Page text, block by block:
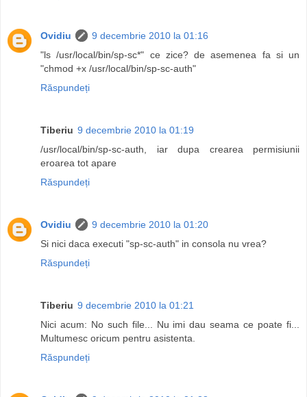
Ovidiu
9 decembrie 2010 la 01:16
"ls /usr/local/bin/sp-sc*" ce zice? de asemenea fa si un
"chmod +x /usr/local/bin/sp-sc-auth"
Răspundeți
Tiberiu 9 decembrie 2010 la 01:19
/usr/local/bin/sp-sc-auth, iar dupa crearea permisiunii
eroarea tot apare
Răspundeți
Ovidiu
9 decembrie 2010 la 01:20
Si nici daca executi "sp-sc-auth" in consola nu vrea?
Răspundeți
Tiberiu 9 decembrie 2010 la 01:21
Nici acum: No such file... Nu imi dau seama ce poate fi...
Multumesc oricum pentru asistenta.
Răspundeți